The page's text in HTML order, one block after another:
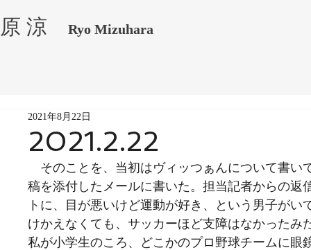
涼 Ryo Mizuhara
2021.2.22
2021年8月22日
そのことを、当初はヴィッつぁんについて書い
稿を添付したメールに書いた。担当記者からの返
トに、目が悪いけど運動が好き、という男子が
けかえなくても、サッカーほど支障はなかったみ
私が小学生のころ、どこかのプロ野球チームに眼